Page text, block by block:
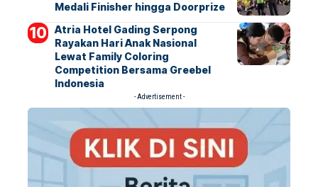
Medali Finisher hingga Doorprize
Atria Hotel Gading Serpong
Rayakan Hari Anak Nasional
Lewat Family Coloring
Competition Bersama Greebel
Indonesia
- Advertisement -